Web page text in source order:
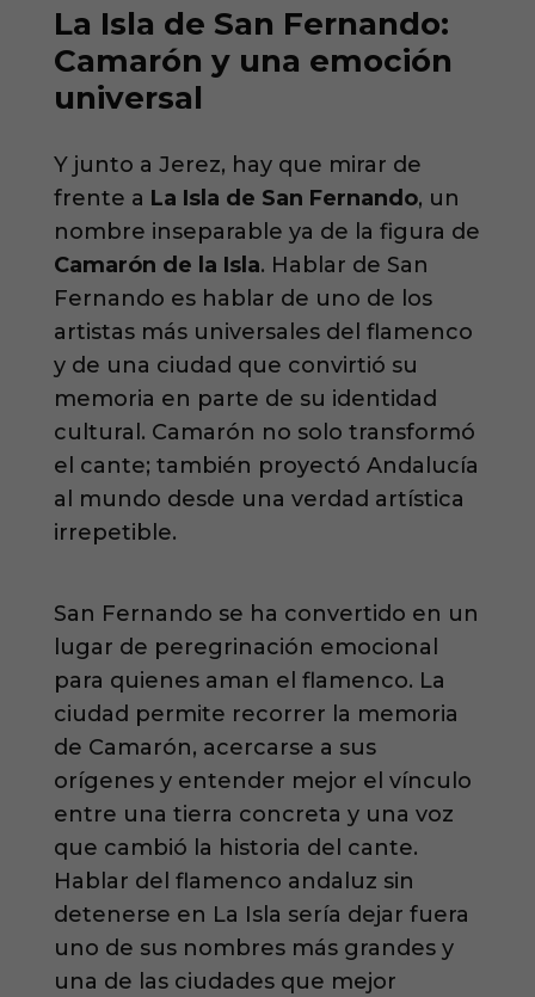
La Isla de San Fernando:
Camarón y una emoción
universal
Y junto a Jerez, hay que mirar de
frente a La Isla de San Fernando, un
nombre inseparable ya de la figura de
Camarón de la Isla. Hablar de San
Fernando es hablar de uno de los
artistas más universales del flamenco
y de una ciudad que convirtió su
memoria en parte de su identidad
cultural. Camarón no solo transformó
el cante; también proyectó Andalucía
al mundo desde una verdad artística
irrepetible.
San Fernando se ha convertido en un
lugar de peregrinación emocional
para quienes aman el flamenco. La
ciudad permite recorrer la memoria
de Camarón, acercarse a sus
orígenes y entender mejor el vínculo
entre una tierra concreta y una voz
que cambió la historia del cante.
Hablar del flamenco andaluz sin
detenerse en La Isla sería dejar fuera
uno de sus nombres más grandes y
una de las ciudades que mejor